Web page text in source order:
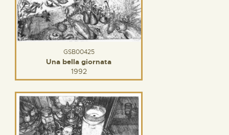
GSB00425
Una bella giornata
1992